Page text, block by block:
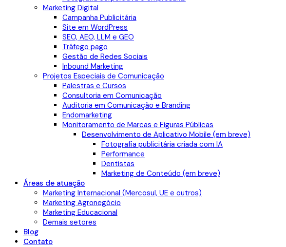
Marketing Digital
Campanha Publicitária
Site em WordPress
SEO, AEO, LLM e GEO
Tráfego pago
Gestão de Redes Sociais
Inbound Marketing
Projetos Especiais de Comunicação
Palestras e Cursos
Consultoria em Comunicação
Auditoria em Comunicação e Branding
Endomarketing
Monitoramento de Marcas e Figuras Públicas
Desenvolvimento de Aplicativo Mobile (em breve)
Fotografia publicitária criada com IA
Performance
Dentistas
Marketing de Conteúdo (em breve)
Áreas de atuação
Marketing Internacional (Mercosul, UE e outros)
Marketing Agronegócio
Marketing Educacional
Demais setores
Blog
Contato